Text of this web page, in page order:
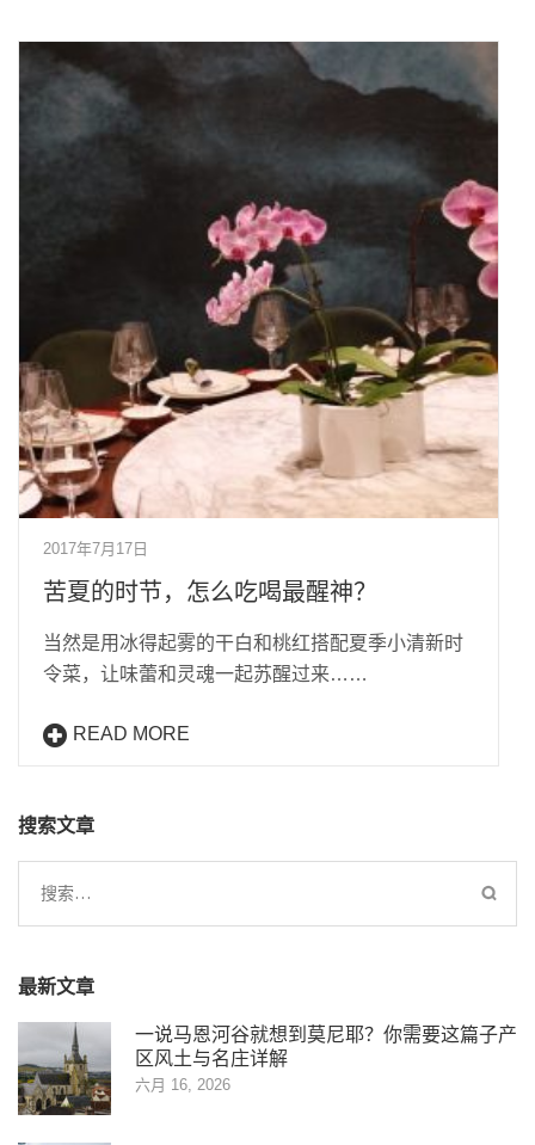
2017年7月17日
苦夏的时节，怎么吃喝最醒神？
当然是用冰得起雾的干白和桃红搭配夏季小清新时
令菜，让味蕾和灵魂一起苏醒过来……
READ MORE
搜索文章
搜
索：
最新文章
一说马恩河谷就想到莫尼耶？你需要这篇子产
区风土与名庄详解
六月 16, 2026